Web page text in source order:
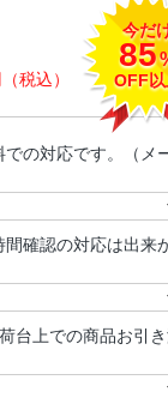
税込）
今だ
85
OFF以
の対応です。（メ
確認の対応は出来
台上での商品お引